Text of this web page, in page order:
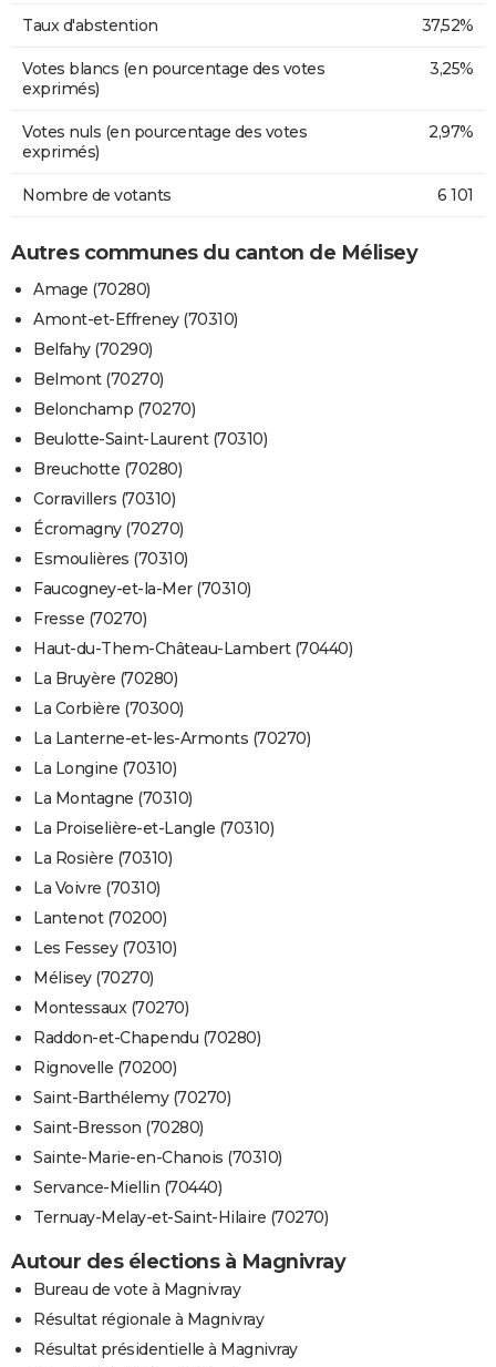
Taux d'abstention 37,52%
Votes blancs (en pourcentage des votes
exprimés)
3,25%
Votes nuls (en pourcentage des votes
exprimés)
2,97%
Nombre de votants 6 101
Autres communes du canton de Mélisey
Amage (70280)
Amont-et-Effreney (70310)
Belfahy (70290)
Belmont (70270)
Belonchamp (70270)
Beulotte-Saint-Laurent (70310)
Breuchotte (70280)
Corravillers (70310)
Écromagny (70270)
Esmoulières (70310)
Faucogney-et-la-Mer (70310)
Fresse (70270)
Haut-du-Them-Château-Lambert (70440)
La Bruyère (70280)
La Corbière (70300)
La Lanterne-et-les-Armonts (70270)
La Longine (70310)
La Montagne (70310)
La Proiselière-et-Langle (70310)
La Rosière (70310)
La Voivre (70310)
Lantenot (70200)
Les Fessey (70310)
Mélisey (70270)
Montessaux (70270)
Raddon-et-Chapendu (70280)
Rignovelle (70200)
Saint-Barthélemy (70270)
Saint-Bresson (70280)
Sainte-Marie-en-Chanois (70310)
Servance-Miellin (70440)
Ternuay-Melay-et-Saint-Hilaire (70270)
Autour des élections à Magnivray
Bureau de vote à Magnivray
Résultat régionale à Magnivray
Résultat présidentielle à Magnivray